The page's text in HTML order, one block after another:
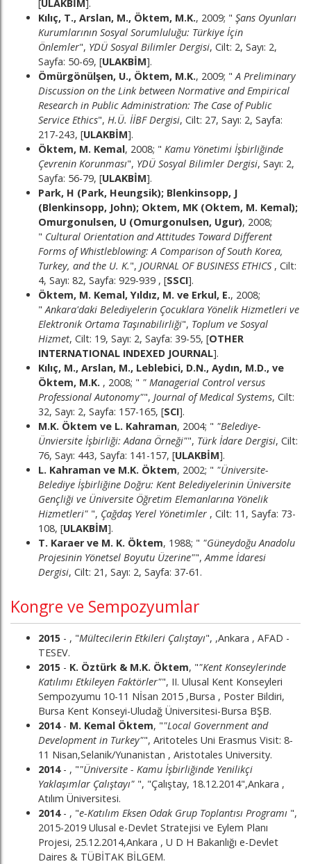
[ULAKBİM].
Kılıç, T., Arslan, M., Öktem, M.K., 2009; " Şans Oyunları
Kurumlarının Sosyal Sorumluluğu: Türkiye İçin
Önlemler", YDÜ Sosyal Bilimler Dergisi, Cilt: 2, Sayı: 2,
Sayfa: 50-69, [ULAKBİM].
Ömürgönülşen, U., Öktem, M.K., 2009; "A Preliminary
Discussion on the Link between Normative and Empirical
Research in Public Administration: The Case of Public
Service Ethics", H.Ü. İİBF Dergisi, Cilt: 27, Sayı: 2, Sayfa:
217-243, [ULAKBİM].
Öktem, M. Kemal, 2008; " Kamu Yönetimi İşbirliğinde
Çevrenin Korunması", YDÜ Sosyal Bilimler Dergisi, Sayı: 2,
Sayfa: 56-79, [ULAKBİM].
Park, H (Park, Heungsik); Blenkinsopp, J
(Blenkinsopp, John); Oktem, MK (Oktem, M. Kemal);
Omurgonulsen, U (Omurgonulsen, Ugur), 2008;
" Cultural Orientation and Attitudes Toward Different
Forms of Whistleblowing: A Comparison of South Korea,
Turkey, and the U. K.", JOURNAL OF BUSINESS ETHICS , Cilt:
4, Sayı: 82, Sayfa: 929-939 , [SSCI].
Öktem, M. Kemal, Yıldız, M. ve Erkul, E., 2008;
"Ankara'daki Belediyelerin Çocuklara Yönelik Hizmetleri ve
Elektronik Ortama Taşınabilirliği", Toplum ve Sosyal
Hizmet, Cilt: 19, Sayı: 2, Sayfa: 39-55, [OTHER
INTERNATIONAL INDEXED JOURNAL].
Kılıç, M., Arslan, M., Leblebici, D.N., Aydın, M.D., ve
Öktem, M.K. , 2008; " " Managerial Control versus
Professional Autonomy"", Journal of Medical Systems, Cilt:
32, Sayı: 2, Sayfa: 157-165, [SCI].
M.K. Öktem ve L. Kahraman, 2004; " "Belediye-
Ünviersite İşbirliği: Adana Örneği"", Türk İdare Dergisi, Cilt:
76, Sayı: 443, Sayfa: 141-157, [ULAKBİM].
L. Kahraman ve M.K. Öktem, 2002; " "Üniversite-
Belediye İşbirliğine Doğru: Kent Belediyelerinin Üniversite
Gençliği ve Üniversite Öğretim Elemanlarına Yönelik
Hizmetleri" ", Çağdaş Yerel Yönetimler , Cilt: 11, Sayfa: 73-
108, [ULAKBİM].
T. Karaer ve M. K. Öktem, 1988; " "Güneydoğu Anadolu
Projesinin Yönetsel Boyutu Üzerine"",Amme İdaresi
Dergisi, Cilt: 21, Sayı: 2, Sayfa: 37-61.
Kongre ve Sempozyumlar
2015 - , "Mültecilerin Etkileri Çalıştayı", ,Ankara , AFAD -
TESEV.
2015 - K. Öztürk & M.K. Öktem, ""Kent Konseylerinde
Katılımı Etkileyen Faktörler"", II. Ulusal Kent Konseyleri
Sempozyumu 10-11 Nİsan 2015 ,Bursa , Poster Bildiri,
Bursa Kent Konseyi-Uludağ Üniversitesi-Bursa BŞB.
2014- M. Kemal Öktem, ""Local Government and
Development in Turkey"", Aritoteles Uni Erasmus Visit: 8-
11 Nisan,Selanik/Yunanistan , Aristotales University.
2014- , ""Üniversite - Kamu İşbirliğinde Yenilikçi
Yaklaşımlar Çalıştayı" ", "Çalıştay, 18.12.2014",Ankara ,
Atılım Üniversitesi.
2014- , "e-Katılım Eksen Odak Grup Toplantısı Programı ",
2015-2019 Ulusal e-Devlet Stratejisi ve Eylem Planı
Projesi, 25.12.2014,Ankara , U D H Bakanlığı e-Devlet
Daires & TÜBİTAK BİLGEM.